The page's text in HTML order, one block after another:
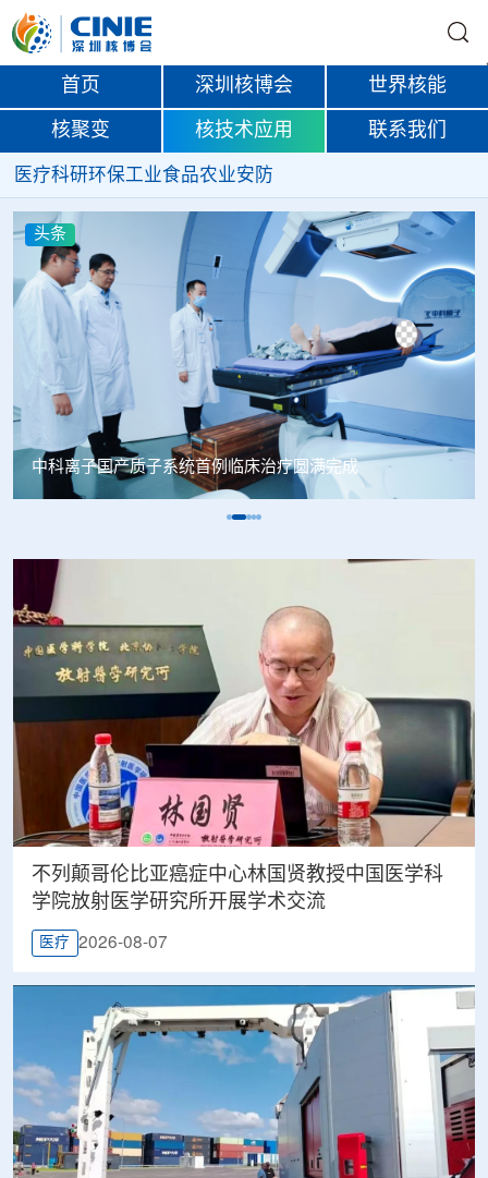
首页 深圳核博会 世界核能
核聚变 核技术应用 联系我们
医疗科研环保工业食品农业安防
疗圆满完成
头条
韩国忠清北道上半年农水产品放射
不列颠哥伦比亚癌症中心林国贤教授中国医学科
学院放射医学研究所开展学术交流
医疗 2026-08-07